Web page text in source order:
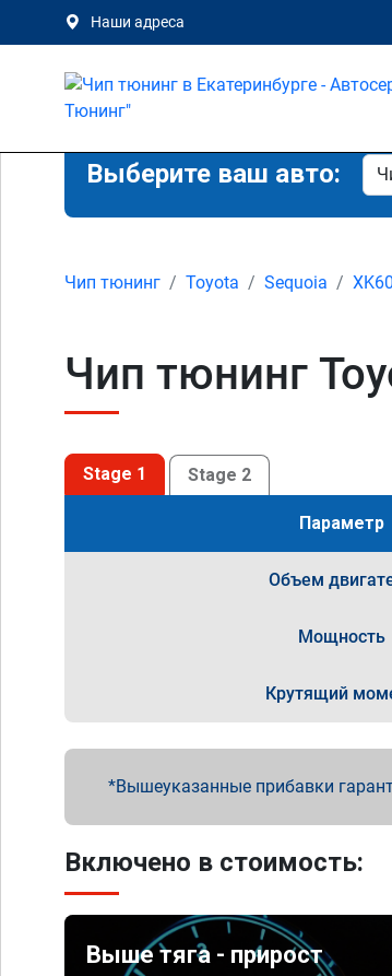
Наши адреса
Выберите ваш авто:
Чип тюнинг Toyota Sequoia
Чип тюнинг
Stage 1 Stage 2
Параметр
Объем
Мощность
Крутящий
Вышеуказанные прибавки
Включено в стоимость:
Выше тяга - прирост